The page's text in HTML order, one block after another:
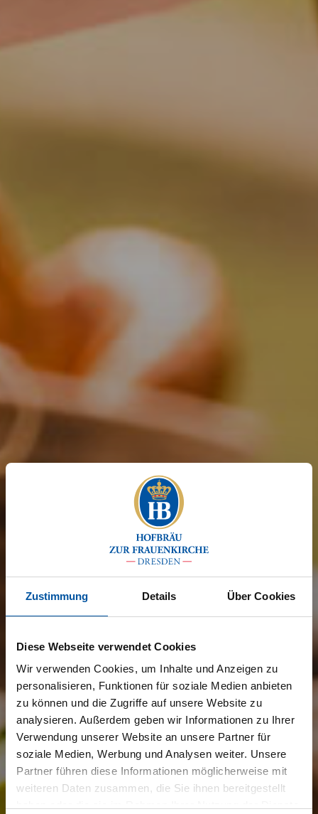
Zustimmung Details Über Cookies
Diese Webseite verwendet Cookies
Wir verwenden Cookies, um Inhalte und Anzeigen zu
personalisieren, Funktionen für soziale Medien anbieten
zu können und die Zugriffe auf unsere Website zu
analysieren. Außerdem geben wir Informationen zu Ihrer
Verwendung unserer Website an unsere Partner für
soziale Medien, Werbung und Analysen weiter. Unsere
Partner führen diese Informationen möglicherweise mit
weiteren Daten zusammen, die Sie ihnen bereitgestellt